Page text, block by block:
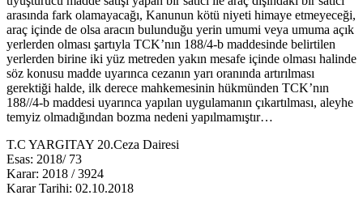
arasında fark olamayacağı, Kanunun kötü niyeti himaye etmeyeceği,
araç içinde de olsa aracın bulunduğu yerin umumi veya umuma açık
yerlerden olması şartıyla TCK’nın 188/4-b maddesinde belirtilen
yerlerden birine iki yüz metreden yakın mesafe içinde olması halinde
söz konusu madde uyarınca cezanın yarı oranında artırılması
gerektiği halde, ilk derece mahkemesinin hükmünden TCK’nın
188//4-b maddesi uyarınca yapılan uygulamanın çıkartılması, aleyhe
temyiz olmadığından bozma nedeni yapılmamıştır…
T.C YARGITAY 20.Ceza Dairesi
Esas: 2018/ 73
Karar: 2018 / 3924
Karar Tarihi: 02.10.2018